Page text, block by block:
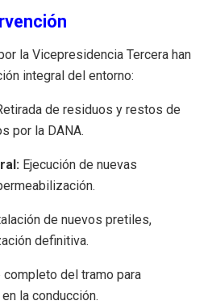
la Vicepresidencia Tercera han
integral del entorno:
de residuos y restos de
por la DANA.
Ejecución de nuevas
de nuevos pretiles,
definitiva.
del tramo para
la conducción.